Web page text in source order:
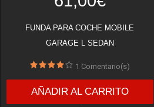
FUNDA PARA COCHE MOBILE
GARAGE L SEDAN
1 Comentario(s)
AÑADIR AL CARRITO